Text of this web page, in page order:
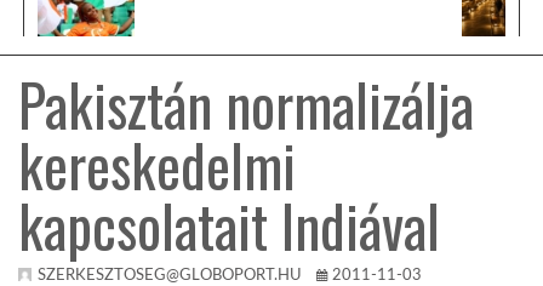
LATIN-AMERIKA
AUSZTRÁLIA
Pakisztán normalizálja
kereskedelmi
kapcsolatait Indiával
SZERKESZTOSEG@GLOBOPORT.HU 2011-11-03